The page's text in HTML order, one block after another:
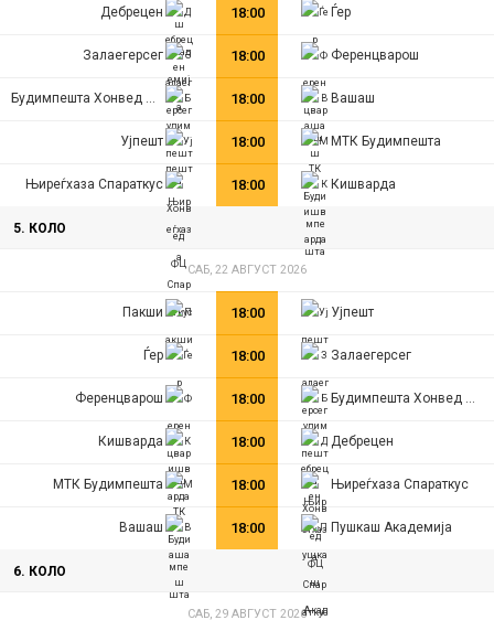
Дебрецен 18:00 Ѓер
Залаегерсег 18:00 Ференцварош
Будимпешта Хонвед ФЦ 18:00 Вашаш
Ујпешт 18:00 МТК Будимпешта
Њиреѓхаза Спараткус 18:00 Кишварда
5. КОЛО
САБ, 22 АВГУСТ 2026
Пакши 18:00 Ујпешт
Ѓер 18:00 Залаегерсег
Ференцварош 18:00 Будимпешта Хонвед ФЦ
Кишварда 18:00 Дебрецен
МТК Будимпешта 18:00 Њиреѓхаза Спараткус
Вашаш 18:00 Пушкаш Академија
6. КОЛО
САБ, 29 АВГУСТ 2026